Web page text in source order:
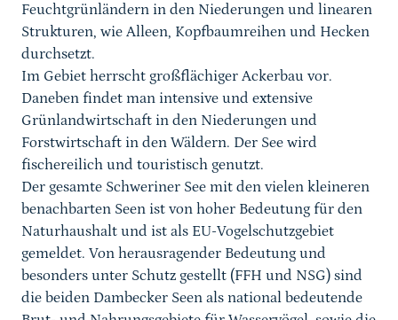
Feuchtgrünländern in den Niederungen und linearen
Strukturen, wie Alleen, Kopfbaumreihen und Hecken
durchsetzt.
Im Gebiet herrscht großflächiger Ackerbau vor.
Daneben findet man intensive und extensive
Grünlandwirtschaft in den Niederungen und
Forstwirtschaft in den Wäldern. Der See wird
fischereilich und touristisch genutzt.
Der gesamte Schweriner See mit den vielen kleineren
benachbarten Seen ist von hoher Bedeutung für den
Naturhaushalt und ist als EU-Vogelschutzgebiet
gemeldet. Von herausragender Bedeutung und
besonders unter Schutz gestellt (FFH und NSG) sind
die beiden Dambecker Seen als national bedeutende